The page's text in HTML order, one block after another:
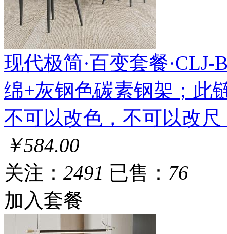
现代极简·百变套餐·CLJ-
绵+灰钢色碳素钢架；此
不可以改色，不可以改
￥584.00
关注： 2491 已售： 76
加入套餐